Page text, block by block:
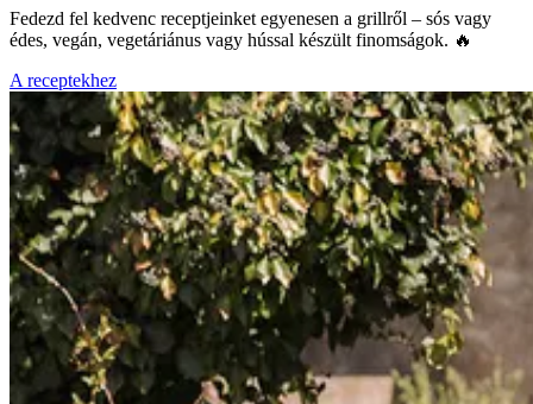
Fedezd fel kedvenc receptjeinket egyenesen a grillről – sós vagy
édes, vegán, vegetáriánus vagy hússal készült finomságok. 🔥
A receptekhez